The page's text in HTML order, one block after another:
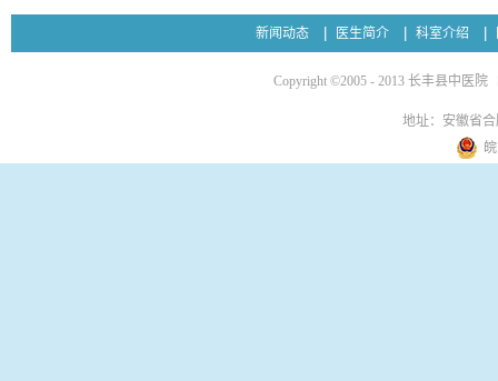
新闻动态 医生简介 科室介绍
Copyright ©2005 - 2013 长丰县中医院
地址：安徽省